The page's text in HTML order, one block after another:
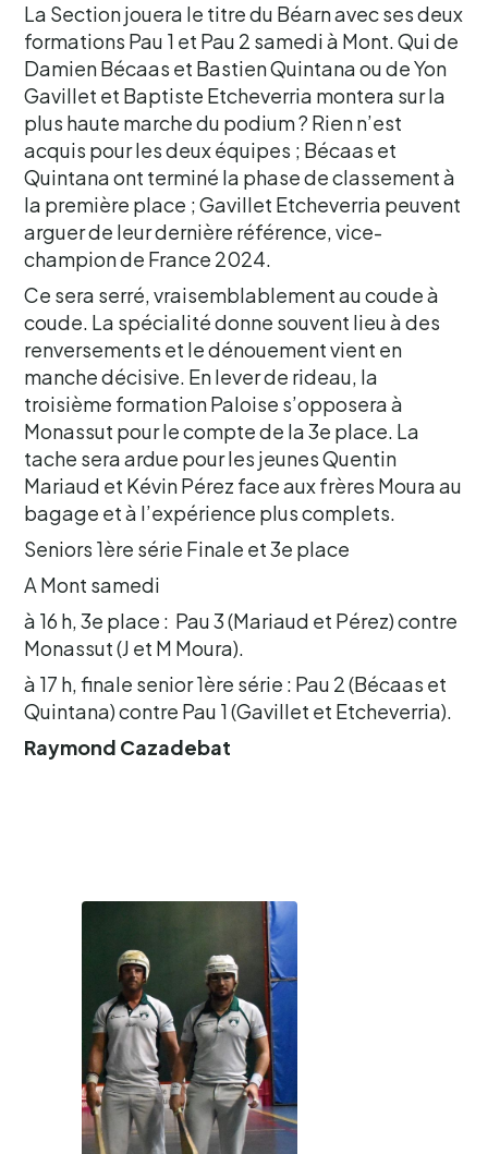
La Section jouera le titre du Béarn avec ses deux
formations Pau 1 et Pau 2 samedi à Mont. Qui de
Damien Bécaas et Bastien Quintana ou de Yon
Gavillet et Baptiste Etcheverria montera sur la
plus haute marche du podium ? Rien n’est
acquis pour les deux équipes ; Bécaas et
Quintana ont terminé la phase de classement à
la première place ; Gavillet Etcheverria peuvent
arguer de leur dernière référence, vice-
champion de France 2024.
Ce sera serré, vraisemblablement au coude à
coude. La spécialité donne souvent lieu à des
renversements et le dénouement vient en
manche décisive. En lever de rideau, la
troisième formation Paloise s’opposera à
Monassut pour le compte de la 3e place. La
tache sera ardue pour les jeunes Quentin
Mariaud et Kévin Pérez face aux frères Moura au
bagage et à l’expérience plus complets.
Seniors 1ère série Finale et 3e place
A Mont samedi
à 16 h, 3e place : Pau 3 (Mariaud et Pérez) contre
Monassut (J et M Moura).
à 17 h, finale senior 1ère série : Pau 2 (Bécaas et
Quintana) contre Pau 1 (Gavillet et Etcheverria).
Raymond Cazadebat